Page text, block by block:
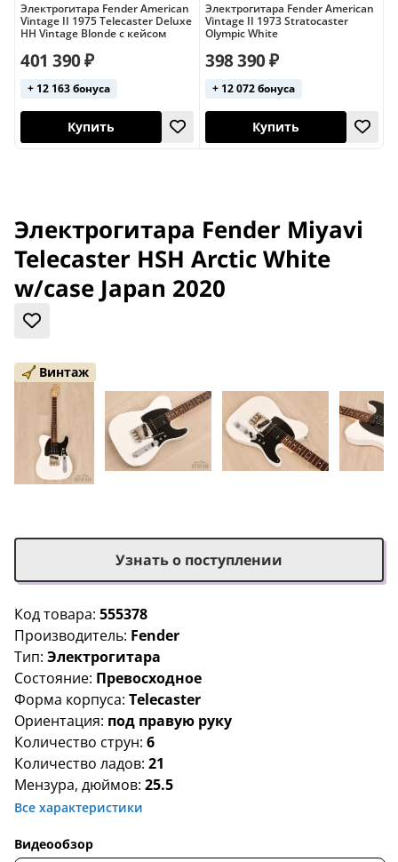
Электрогитара Fender American
Vintage II 1975 Telecaster Deluxe
HH Vintage Blonde с кейсом
кейс в комплекте
401 390 ₽
+ 12 163 бонуса
Электрогитара Fender American
Vintage II 1973 Stratocaster
Olympic White
398 390 ₽
+ 12 072 бонуса
Электрогитара Fender Miyavi
Telecaster HSH Arctic White
w/case Japan 2020
Винтаж
Код товара: 555378
Производитель: Fender
Тип: Электрогитара
Состояние: Превосходное
Форма корпуса: Telecaster
Ориентация: под правую руку
Количество струн: 6
Количество ладов: 21
Мензура, дюймов: 25.5
Все характеристики
Видеообзор
Узнать о поступлении